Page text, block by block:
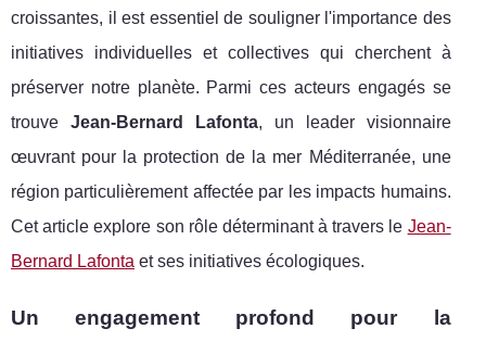
croissantes, il est essentiel de souligner l'importance des
initiatives individuelles et collectives qui cherchent à
préserver notre planète. Parmi ces acteurs engagés se
trouve Jean-Bernard Lafonta, un leader visionnaire
œuvrant pour la protection de la mer Méditerranée, une
région particulièrement affectée par les impacts humains.
Cet article explore son rôle déterminant à travers le Jean-
Bernard Lafonta et ses initiatives écologiques.
Un engagement profond pour la